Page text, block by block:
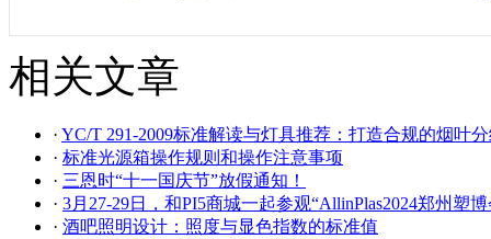
相关文章
· YC/T 291-2009标准解读与灯具推荐：打造合规的烟叶
· 标准光源箱操作规则和操作注意事项
· 三恩时“十一国庆节”放假通知！
· 3月27-29日，和PI5商城一起参观“AllinPlas2024郑州塑博
· 酒吧照明设计：照度与显色指数的标准值